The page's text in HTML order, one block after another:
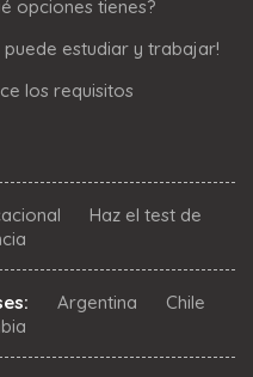
opciones tienes?
puede estudiar y trabajar!
los requisitos
Haz el test de
Argentina
Chile